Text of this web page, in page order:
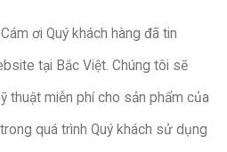
Cám ơi Quý khách hàng đã tin
tại Bắc Việt. Chúng tôi sẽ
thuật miễn phí cho sản phẩm của
quá trình Quý khách sử dụng